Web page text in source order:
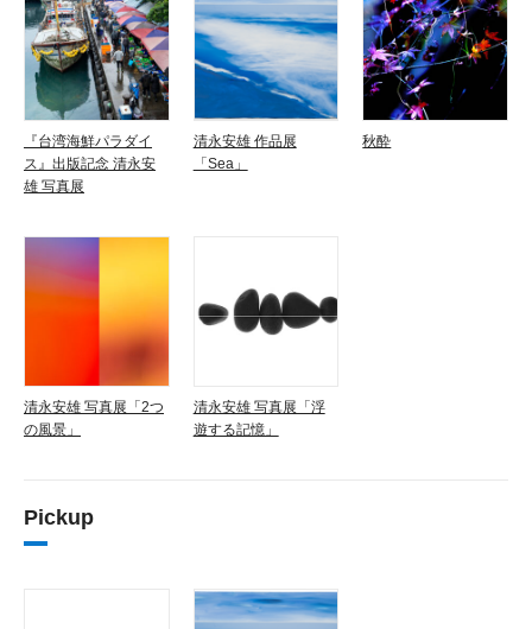
『台湾海鮮パラダイ
ス』出版記念 清永安
雄 写真展
清永安雄 作品展
「Sea」
秋酔
清永安雄 写真展「2つ
の風景」
清永安雄 写真展「浮
遊する記憶」
Pickup